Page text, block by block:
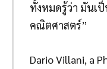
ทั้งหมดรู้ว่า มันเ
คณิตศาสตร์”
Dario Villani, a